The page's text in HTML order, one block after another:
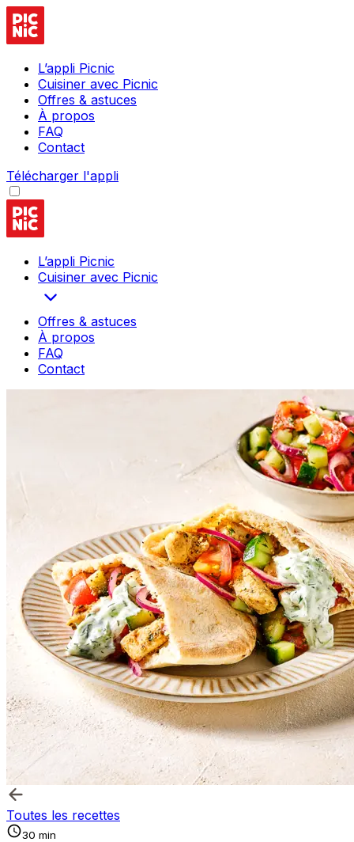
L’appli Picnic
Cuisiner avec Picnic
Offres & astuces
À propos
FAQ
Contact
Télécharger l'appli
L’appli Picnic
Cuisiner avec Picnic
Offres & astuces
À propos
FAQ
Contact
Toutes les recettes
30 min